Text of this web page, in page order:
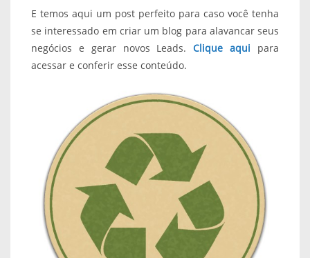
E temos aqui um post perfeito para caso você tenha
se interessado em criar um blog para alavancar seus
negócios e gerar novos Leads. Clique aqui para
acessar e conferir esse conteúdo.